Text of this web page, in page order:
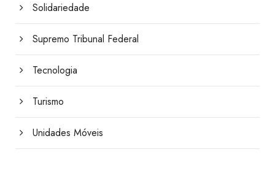
Solidariedade
Supremo Tribunal Federal
Tecnologia
Turismo
Unidades Móveis